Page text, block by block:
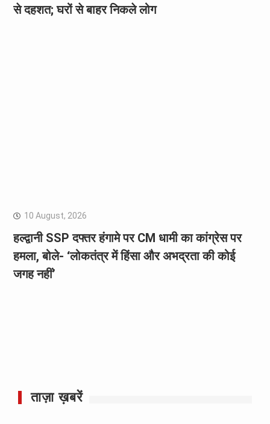
से दहशत; घरों से बाहर निकले लोग
10 August, 2026
हल्द्वानी SSP दफ्तर हंगामे पर CM धामी का कांग्रेस पर
हमला, बोले- ‘लोकतंत्र में हिंसा और अभद्रता की कोई
जगह नहीं’
ताज़ा ख़बरें